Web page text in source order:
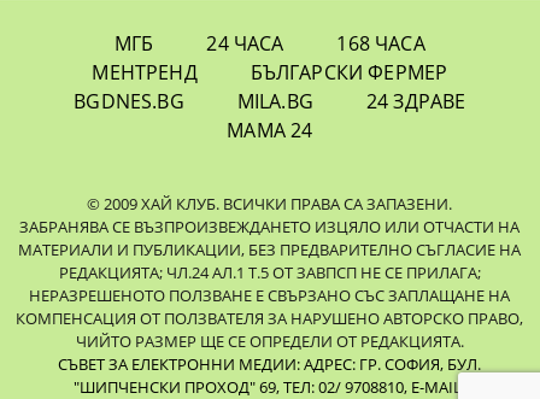
МГБ 24 ЧАСА
168 ЧАСА
МЕНТРЕНД
БЪЛГАРСКИ ФЕРМЕР
BGDNES.BG
MILA.BG
24 ЗДРАВЕ
МАМА 24
© 2009 ХАЙ КЛУБ. ВСИЧКИ ПРАВА СА ЗАПАЗЕНИ.
ЗАБРАНЯВА СЕ ВЪЗПРОИЗВЕЖДАНЕТО ИЗЦЯЛО ИЛИ ОТЧАСТИ НА
МАТЕРИАЛИ И ПУБЛИКАЦИИ, БЕЗ ПРЕДВАРИТЕЛНО СЪГЛАСИЕ НА
РЕДАКЦИЯТА; ЧЛ.24 АЛ.1 Т.5 ОТ ЗАВПСП НЕ СЕ ПРИЛАГА;
НЕРАЗРЕШЕНОТО ПОЛЗВАНЕ Е СВЪРЗАНО СЪС ЗАПЛАЩАНЕ НА
КОМПЕНСАЦИЯ ОТ ПОЛЗВАТЕЛЯ ЗА НАРУШЕНО АВТОРСКО ПРАВО,
ЧИЙТО РАЗМЕР ЩЕ СЕ ОПРЕДЕЛИ ОТ РЕДАКЦИЯТА.
СЪВЕТ ЗА ЕЛЕКТРОННИ МЕДИИ: АДРЕС: ГР. СОФИЯ, БУЛ.
"ШИПЧЕНСКИ ПРОХОД" 69, ТЕЛ: 02/ 9708810, E-MAIL: